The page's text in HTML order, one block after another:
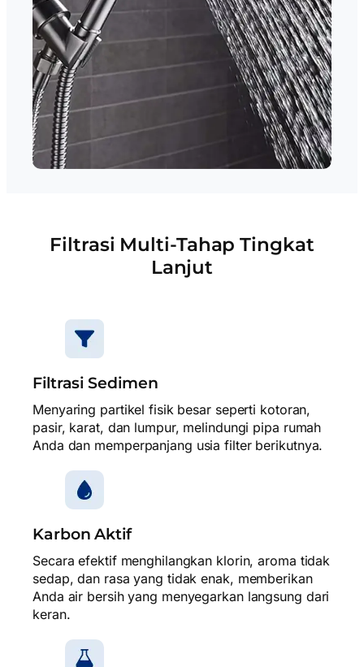
Filtrasi Multi-Tahap Tingkat
Lanjut
Filtrasi Sedimen
Menyaring partikel fisik besar seperti kotoran,
pasir, karat, dan lumpur, melindungi pipa rumah
Anda dan memperpanjang usia filter berikutnya.
Karbon Aktif
Secara efektif menghilangkan klorin, aroma tidak
sedap, dan rasa yang tidak enak, memberikan
Anda air bersih yang menyegarkan langsung dari
keran.